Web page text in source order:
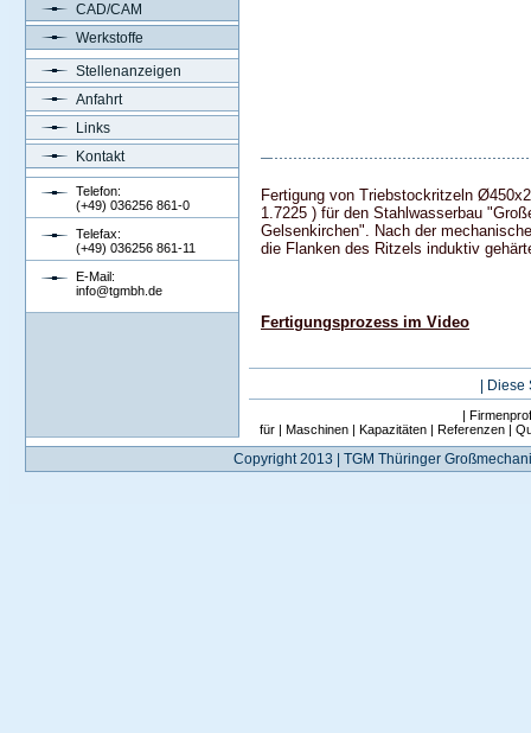
CAD/CAM
Werkstoffe
Stellenanzeigen
Anfahrt
Links
Kontakt
Telefon:
(+49) 036256 861-0
Telefax:
(+49) 036256 861-11
E-Mail:
info@tgmbh.de
Fertigung von Triebstockritzeln
1.7225 ) für den Stahlwasserbau
Gelsenkirchen". Nach der
die Flanken des Ritzels induktiv
Fertigungsprozess im Video
Diese
|
für | Maschinen | Kapazitäten | Referenzen |
Copyright 2013 | TGM Thüringer